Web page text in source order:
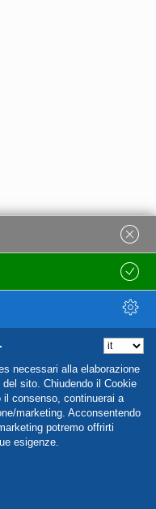
necessari alla elaborazione
sito. Chiudendo il Cookie
il consenso, continuerai a
marketing. Acconsentendo
potremo offrirti
esigenze.